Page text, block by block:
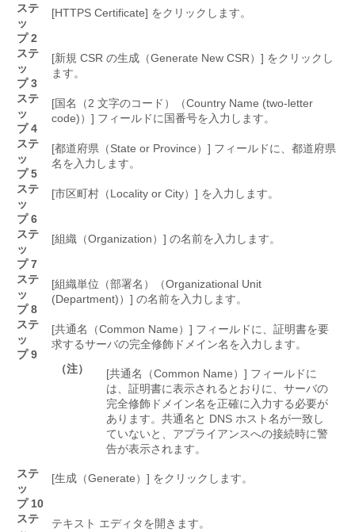
ステ
ッ
プ 2
[HTTPS Certificate] をクリックします。
ステ
ッ
プ 3
[新規 CSR の生成（Generate New CSR）] をクリックし
ます。
ステ
ッ
プ 4
[国名（2 文字のコード）（Country Name (two-letter
code)）] フィールドに国番号を入力します。
ステ
ッ
プ 5
[都道府県（State or Province）] フィールドに、都道府県
名を入力します。
ステ
ッ
プ 6
[市区町村（Locality or City）] を入力します。
ステ
ッ
プ 7
[組織（Organization）] の名前を入力します。
ステ
ッ
プ 8
[組織単位（部署名）（Organizational Unit
(Department)）] の名前を入力します。
ステ
ッ
プ 9
[共通名（Common Name）] フィールドに、証明書を要
求するサーバの完全修飾ドメイン名を入力します。
（注）
[共通名（Common Name）] フィールドに
は、証明書に表示されるとおりに、サーバの
完全修飾ドメイン名を正確に入力する必要が
あります。共通名と DNS ホスト名が一致し
ていないと、アプライアンスへの接続時に警
告が表示されます。
ステ
ッ
プ 10
[生成（Generate）] をクリックします。
ステ
テキスト エディタを開きます。